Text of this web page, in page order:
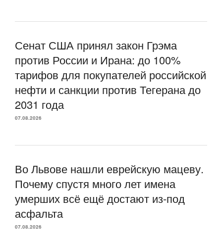
Сенат США принял закон Грэма
против России и Ирана: до 100%
тарифов для покупателей российской
нефти и санкции против Тегерана до
2031 года
07.08.2026
Во Львове нашли еврейскую мацеву.
Почему спустя много лет имена
умерших всё ещё достают из-под
асфальта
07.08.2026